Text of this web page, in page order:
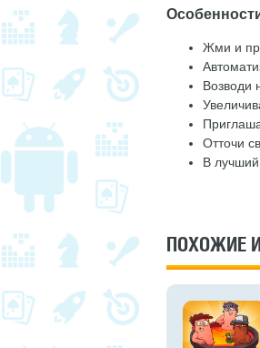
Жми и
Возводи
Отточи
В
ПОХОЖИЕ